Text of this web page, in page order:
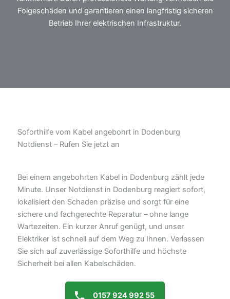
Folgeschäden und garantieren einen langfristig sicheren
Betrieb Ihrer elektrischen Infrastruktur.
Soforthilfe vom Kabel angebohrt in Dodenburg
Notdienst – Rufen Sie jetzt an
Bei einem angebohrten Kabel in Dodenburg zählt jede
Minute. Unser Notdienst in Dodenburg reagiert sofort,
lokalisiert den Schaden präzise und sorgt für eine
sichere und fachgerechte Reparatur – ohne lange
Wartezeiten. Ein kurzer Anruf genügt, und unser
Elektriker ist schnell auf dem Weg zu Ihnen. Verlassen
Sie sich auf zuverlässige Soforthilfe und höchste
Sicherheit bei allen Kabelschäden.
0157 924 992 55